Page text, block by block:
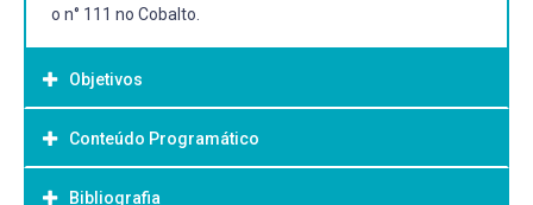
o n° 111 no Cobalto.
Objetivos
Objetivo Geral:
Objetivo Geral:
Conteúdo Programático
Bibliografia